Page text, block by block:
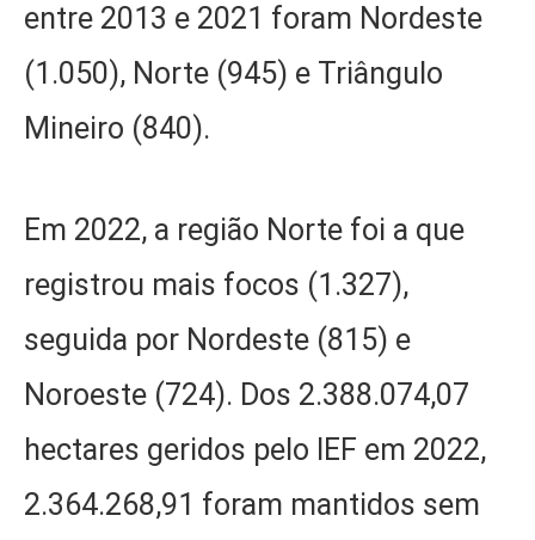
entre 2013 e 2021 foram Nordeste
(1.050), Norte (945) e Triângulo
Mineiro (840).
Em 2022, a região Norte foi a que
registrou mais focos (1.327),
seguida por Nordeste (815) e
Noroeste (724). Dos 2.388.074,07
hectares geridos pelo IEF em 2022,
2.364.268,91 foram mantidos sem